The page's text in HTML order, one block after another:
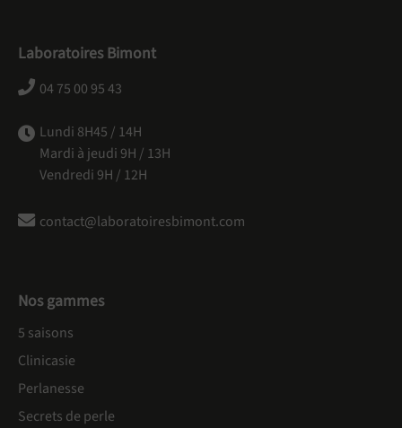
Laboratoires Bimont
04 75 00 95 43
Lundi 8H45 / 14H
Mardi à jeudi 9H / 13H
Vendredi 9H / 12H
contact@laboratoiresbimont.com
Nos gammes
5 saisons
Clinicasie
Perlanesse
Secrets de perle